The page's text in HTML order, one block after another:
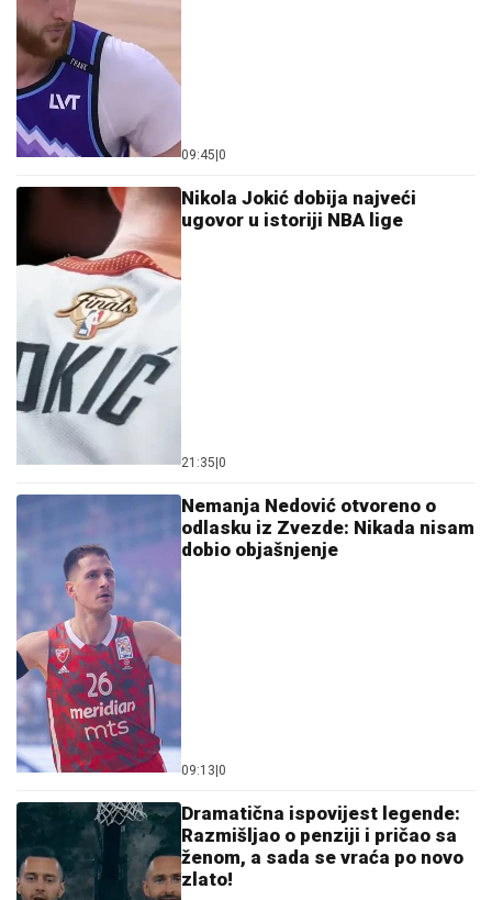
09:45|0
Nikola Jokić dobija najveći
ugovor u istoriji NBA lige
21:35|0
Nemanja Nedović otvoreno o
odlasku iz Zvezde: Nikada nisam
dobio objašnjenje
09:13|0
Dramatična ispovijest legende:
Razmišljao o penziji i pričao sa
ženom, a sada se vraća po novo
zlato!